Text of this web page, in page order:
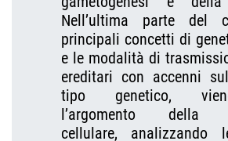
Nell’ultima parte del
principali concetti di
e le modalità di
ereditari con accenni
tipo genetico,
l’argomento della
cellulare,